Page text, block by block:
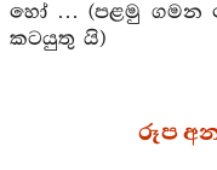
හෝ … (පළමු ගමන
කටයුතු යි)
රූප